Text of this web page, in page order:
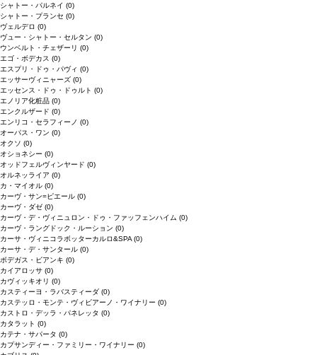
シャトー・パルネイ (0)
シャトー・プランセ (0)
ヴェルデロ (0)
ヴュー・シャトー・セルタン (0)
ウンベルト・チェザーリ (0)
エゴ・ボデカス (0)
エスプリ・ドゥ・パヴィ (0)
エッサーヴィニャーズ (0)
エッセンス・ドゥ・ドゥルト (0)
エノリア化粧品 (0)
エンクルザード (0)
エンリコ・セラフィーノ (0)
オーパス・ワン (0)
オクソ (0)
オショネシー (0)
オッドフェルヴィンヤード (0)
オルネッライア (0)
カ・マイオル (0)
カーヴ・サン=ピエール (0)
カーヴ・ダゼ (0)
カーヴ・デ・ヴィニュロン・ドゥ・ファッフェンハイム (0)
カーヴ・ラングドック・ルーション (0)
カーサ・ヴィニコラボッターカルロ&SPA (0)
カーサ・デ・サンタール (0)
ボデガス・ビアンキ (0)
カイアロッサ (0)
カヴィッキオリ (0)
カスティーヨ・ラバスティーダ (0)
カステッロ・モンテ・ヴィビアーノ・ワイナリー (0)
カストロ・デッラ・パネレッタ (0)
カタラット (0)
カテナ・サパータ (0)
カプサンディー・ファミリー・ワイナリー (0)